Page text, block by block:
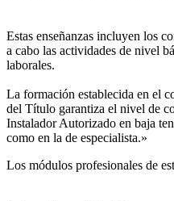
Estas enseñanzas incluyen los
a cabo las actividades de nivel
laborales.
La formación establecida en el
del Título garantiza el nivel de
Instalador Autorizado en baja
como en la de especialista.»
Los módulos profesionales de